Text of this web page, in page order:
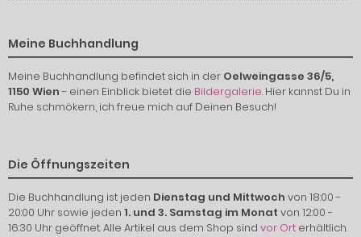
Meine Buchhandlung
Meine Buchhandlung befindet sich in der Oelweingasse 36/5,
1150 Wien- einen Einblick bietet die Bildergalerie. Hier kannst Du in
Ruhe schmökern, ich freue mich auf Deinen Besuch!
Die Öffnungszeiten
Die Buchhandlung ist jeden Dienstag und Mittwoch von 18:00 -
20:00 Uhr sowie jeden 1. und 3. Samstag im Monat von 12:00 -
16:30 Uhr geöffnet. Alle Artikel aus dem Shop sind vor Ort erhältlich.